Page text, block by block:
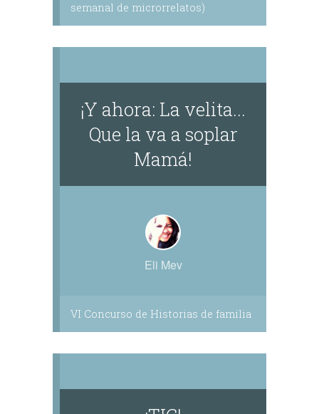
semanal de microrrelatos)
¡Y ahora: La velita...
Que la va a soplar
Mamá!
Eli Mev
VI Concurso de Historias de familia